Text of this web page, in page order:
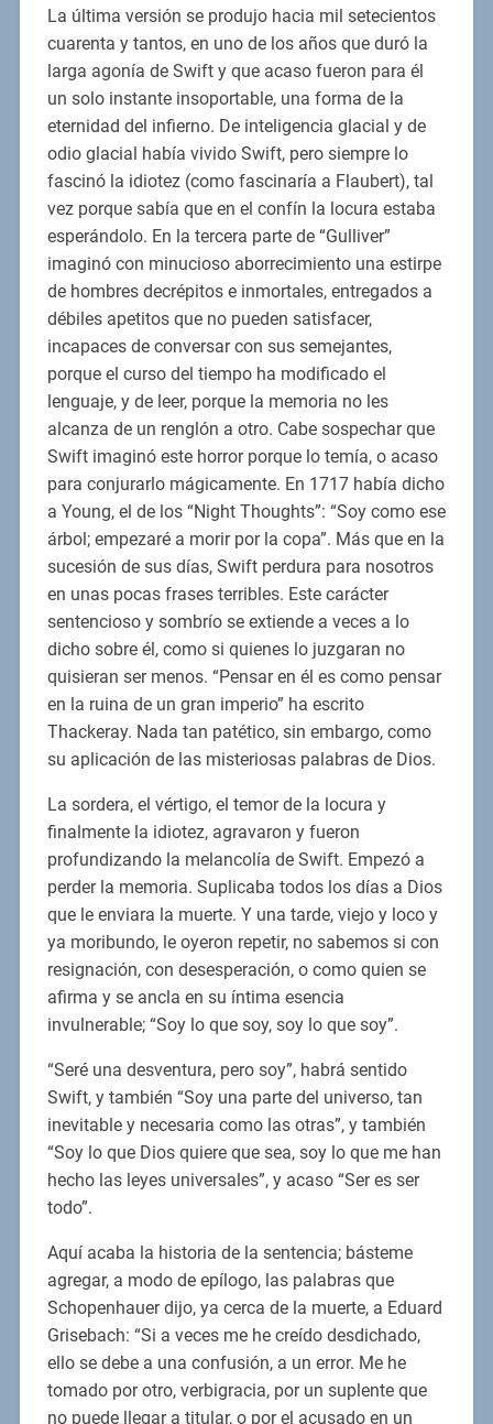
La última versión se produjo hacia mil setecientos
cuarenta y tantos, en uno de los años que duró la
larga agonía de Swift y que acaso fueron para él
un solo instante insoportable, una forma de la
eternidad del infierno. De inteligencia glacial y de
odio glacial había vivido Swift, pero siempre lo
fascinó la idiotez (como fascinaría a Flaubert), tal
vez porque sabía que en el confín la locura estaba
esperándolo. En la tercera parte de “Gulliver”
imaginó con minucioso aborrecimiento una estirpe
de hombres decrépitos e inmortales, entregados a
débiles apetitos que no pueden satisfacer,
incapaces de conversar con sus semejantes,
porque el curso del tiempo ha modificado el
lenguaje, y de leer, porque la memoria no les
alcanza de un renglón a otro. Cabe sospechar que
Swift imaginó este horror porque lo temía, o acaso
para conjurarlo mágicamente. En 1717 había dicho
a Young, el de los “Night Thoughts”: “Soy como ese
árbol; empezaré a morir por la copa”. Más que en la
sucesión de sus días, Swift perdura para nosotros
en unas pocas frases terribles. Este carácter
sentencioso y sombrío se extiende a veces a lo
dicho sobre él, como si quienes lo juzgaran no
quisieran ser menos. “Pensar en él es como pensar
en la ruina de un gran imperio” ha escrito
Thackeray. Nada tan patético, sin embargo, como
su aplicación de las misteriosas palabras de Dios.
La sordera, el vértigo, el temor de la locura y
finalmente la idiotez, agravaron y fueron
profundizando la melancolía de Swift. Empezó a
perder la memoria. Suplicaba todos los días a Dios
que le enviara la muerte. Y una tarde, viejo y loco y
ya moribundo, le oyeron repetir, no sabemos si con
resignación, con desesperación, o como quien se
afirma y se ancla en su íntima esencia
invulnerable; “Soy lo que soy, soy lo que soy”.
“Seré una desventura, pero soy”, habrá sentido
Swift, y también “Soy una parte del universo, tan
inevitable y necesaria como las otras”, y también
“Soy lo que Dios quiere que sea, soy lo que me han
hecho las leyes universales”, y acaso “Ser es ser
todo”.
Aquí acaba la historia de la sentencia; básteme
agregar, a modo de epílogo, las palabras que
Schopenhauer dijo, ya cerca de la muerte, a Eduard
Grisebach: “Si a veces me he creído desdichado,
ello se debe a una confusión, a un error. Me he
tomado por otro, verbigracia, por un suplente que
no puede llegar a titular, o por el acusado en un